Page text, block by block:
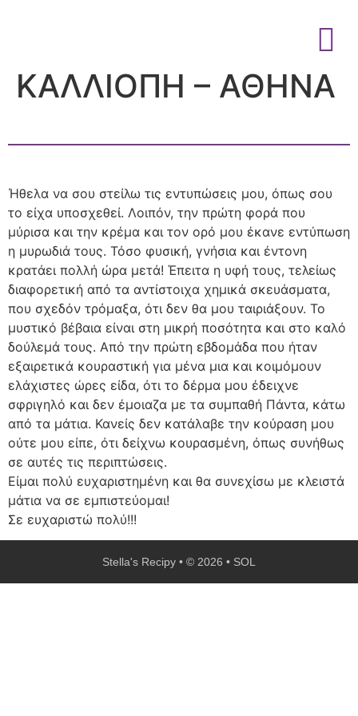
ΚΑΛΛΙΟΠΗ – ΑΘΗΝΑ
Ήθελα να σου στείλω τις εντυπώσεις μου, όπως σου
το είχα υποσχεθεί. Λοιπόν, την πρώτη φορά που
μύρισα και την κρέμα και τον ορό μου έκανε εντύπωση
η μυρωδιά τους. Τόσο φυσική, γνήσια και έντονη
κρατάει πολλή ώρα μετά! Έπειτα η υφή τους, τελείως
διαφορετική από τα αντίστοιχα χημικά σκευάσματα,
που σχεδόν τρόμαξα, ότι δεν θα μου ταιριάξουν. Το
μυστικό βέβαια είναι στη μικρή ποσότητα και στο καλό
δούλεμά τους. Από την πρώτη εβδομάδα που ήταν
εξαιρετικά κουραστική για μένα μια και κοιμόμουν
ελάχιστες ώρες είδα, ότι το δέρμα μου έδειχνε
σφριγηλό και δεν έμοιαζα με τα συμπαθή Πάντα, κάτω
από τα μάτια. Κανείς δεν κατάλαβε την κούραση μου
ούτε μου είπε, ότι δείχνω κουρασμένη, όπως συνήθως
σε αυτές τις περιπτώσεις.
Είμαι πολύ ευχαριστημένη και θα συνεχίσω με κλειστά
μάτια να σε εμπιστεύομαι!
Σε ευχαριστώ πολύ!!!
Stella's Recipy • © 2026 • SOL